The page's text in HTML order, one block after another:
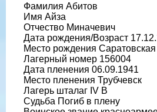
Фамилия Абитов
Имя Айза
Отчество Миначевич
Дата рождения/Возраст
Место рождения Саратовская
Лагерный номер 156004
Дата пленения 06.09.1941
Место пленения Трубчевск
Лагерь шталаг IV B
Судьба Погиб в плену